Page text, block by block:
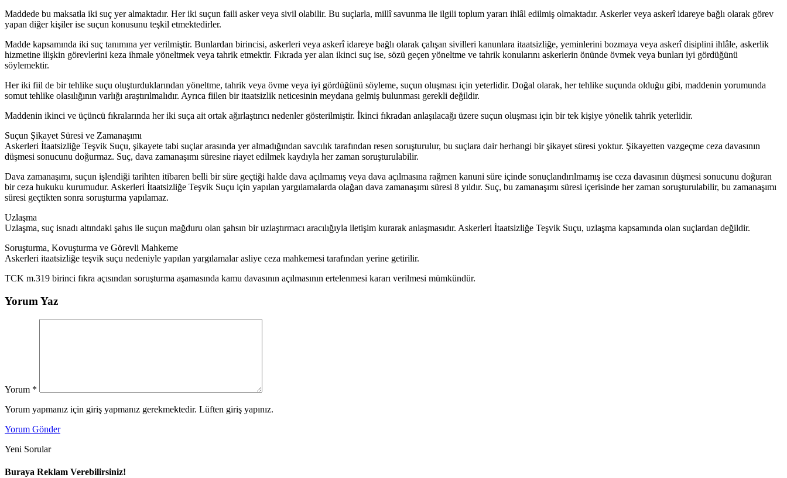
Maddede bu maksatla iki suç yer almaktadır. Her iki suçun faili asker veya sivil olabilir. Bu suçlarla, millî savunma ile ilgili toplum yararı ihlâl edilmiş olmaktadır. Askerler veya askerî idareye bağlı olarak görev
yapan diğer kişiler ise suçun konusunu teşkil etmektedirler.
Madde kapsamında iki suç tanımına yer verilmiştir. Bunlardan birincisi, askerleri veya askerî idareye bağlı olarak çalışan sivilleri kanunlara itaatsizliğe, yeminlerini bozmaya veya askerî disiplini ihlâle, askerlik
hizmetine ilişkin görevlerini keza ihmale yöneltmek veya tahrik etmektir. Fıkrada yer alan ikinci suç ise, sözü geçen yöneltme ve tahrik konularını askerlerin önünde övmek veya bunları iyi gördüğünü
söylemektir.
Her iki fiil de bir tehlike suçu oluşturduklarından yöneltme, tahrik veya övme veya iyi gördüğünü söyleme, suçun oluşması için yeterlidir. Doğal olarak, her tehlike suçunda olduğu gibi, maddenin yorumunda
somut tehlike olasılığının varlığı araştırılmalıdır. Ayrıca fiilen bir itaatsizlik neticesinin meydana gelmiş bulunması gerekli değildir.
Maddenin ikinci ve üçüncü fıkralarında her iki suça ait ortak ağırlaştırıcı nedenler gösterilmiştir. İkinci fıkradan anlaşılacağı üzere suçun oluşması için bir tek kişiye yönelik tahrik yeterlidir.
Suçun Şikayet Süresi ve Zamanaşımı
Askerleri İtaatsizliğe Teşvik Suçu, şikayete tabi suçlar arasında yer almadığından savcılık tarafından resen soruşturulur, bu suçlara dair herhangi bir şikayet süresi yoktur. Şikayetten vazgeçme ceza davasının
düşmesi sonucunu doğurmaz. Suç, dava zamanaşımı süresine riayet edilmek kaydıyla her zaman soruşturulabilir.
Dava zamanaşımı, suçun işlendiği tarihten itibaren belli bir süre geçtiği halde dava açılmamış veya dava açılmasına rağmen kanuni süre içinde sonuçlandırılmamış ise ceza davasının düşmesi sonucunu doğuran
bir ceza hukuku kurumudur. Askerleri İtaatsizliğe Teşvik Suçu için yapılan yargılamalarda olağan dava zamanaşımı süresi 8 yıldır. Suç, bu zamanaşımı süresi içerisinde her zaman soruşturulabilir, bu zamanaşımı
süresi geçtikten sonra soruşturma yapılamaz.
Uzlaşma
Uzlaşma, suç isnadı altındaki şahıs ile suçun mağduru olan şahsın bir uzlaştırmacı aracılığıyla iletişim kurarak anlaşmasıdır. Askerleri İtaatsizliğe Teşvik Suçu, uzlaşma kapsamında olan suçlardan değildir.
Soruşturma, Kovuşturma ve Görevli Mahkeme
Askerleri itaatsizliğe teşvik suçu nedeniyle yapılan yargılamalar asliye ceza mahkemesi tarafından yerine getirilir.
TCK m.319 birinci fıkra açısından soruşturma aşamasında kamu davasının açılmasının ertelenmesi kararı verilmesi mümkündür.
Yorum Yaz
Yorum *
Yorum yapmanız için giriş yapmanız gerekmektedir. Lüften giriş yapınız.
Yorum Gönder
Yeni Sorular
Buraya Reklam Verebilirsiniz!